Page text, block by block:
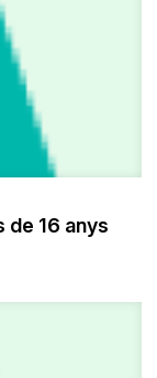
de 16 anys